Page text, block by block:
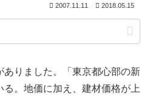
2007.11.11 2018.05.15
りました。「東京都心部の新
。地価に加え、建材価格が上